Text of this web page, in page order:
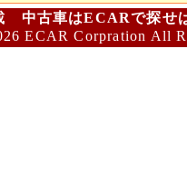
中古車はECARで探せ
ECAR Corpration All